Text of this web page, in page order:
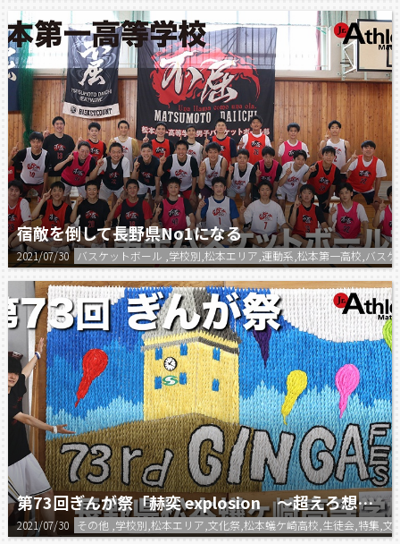
宿敵を倒して長野県No1になる
2021/07/30 バスケットボール ,学校別,松本エリア,運動系,松本第一高校,バス
第73回ぎんが祭「赫奕 explosion ～超えろ想像、燃えろ青春～」
2021/07/30 その他 ,学校別,松本エリア,文化祭,松本蟻ケ崎高校,生徒会,特集,文